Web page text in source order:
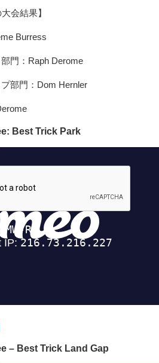
会結果】
Burress
門：Raph Derome
部門：Dom Hernler
Best Trick Park
– Best Trick Land Gap